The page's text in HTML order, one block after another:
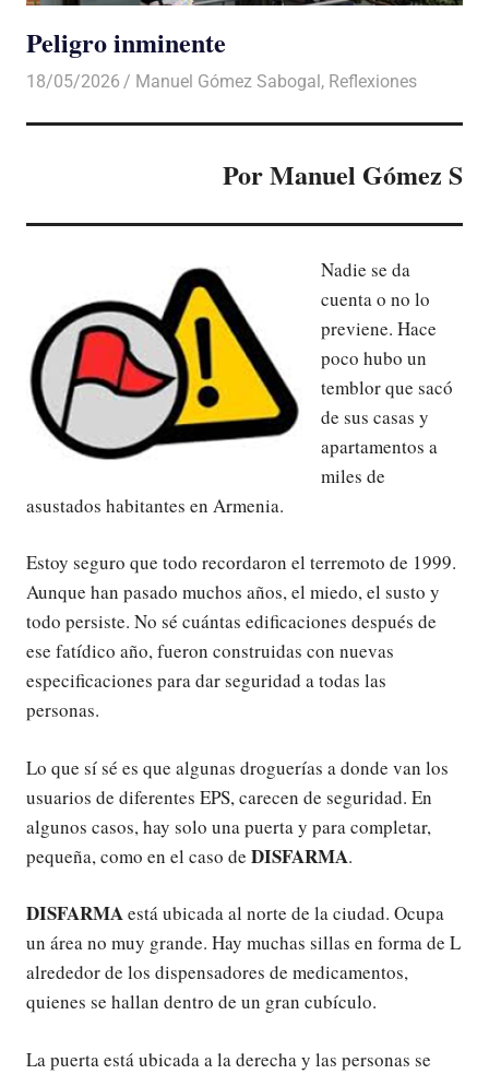
Peligro inminente
18/05/2026 De todo un Poco
Manuel Gómez Sabogal, Reflexiones
Por Manuel Gómez S
Nadie se da
cuenta o no lo
previene. Hace
poco hubo un
temblor que sacó
de sus casas y
apartamentos a
miles de
asustados habitantes en Armenia.
Estoy seguro que todo recordaron el terremoto de 1999.
Aunque han pasado muchos años, el miedo, el susto y
todo persiste. No sé cuántas edificaciones después de
ese fatídico año, fueron construidas con nuevas
especificaciones para dar seguridad a todas las
personas.
Lo que sí sé es que algunas droguerías a donde van los
usuarios de diferentes EPS, carecen de seguridad. En
algunos casos, hay solo una puerta y para completar,
pequeña, como en el caso de DISFARMA.
DISFARMAestá ubicada al norte de la ciudad. Ocupa
un área no muy grande. Hay muchas sillas en forma de L
alrededor de los dispensadores de medicamentos,
quienes se hallan dentro de un gran cubículo.
La puerta está ubicada a la derecha y las personas se